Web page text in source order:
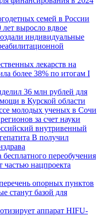
семей в России
лет выросло вдвое
индивидуальные
лекарств на
более 38% по итогам I
36 млн рублей для
в Курской области
молодых ученых в Сочи
за счет науки
внутривенный
В получил
переобучения
частью нацпроекта
опорных пунктов
станут базой для
аппарат HIFU-